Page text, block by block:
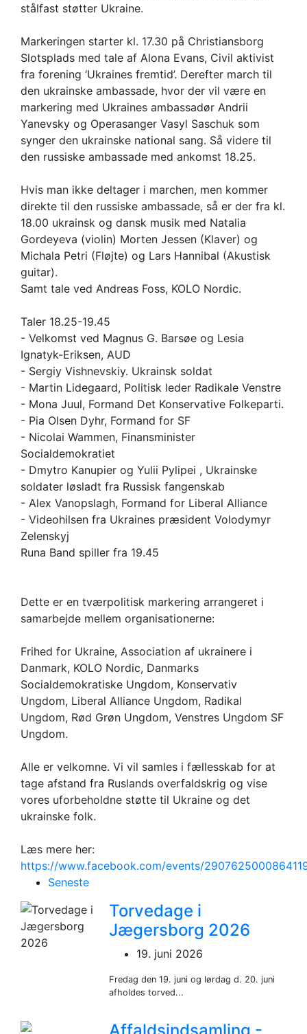
stålfast støtter Ukraine.
Markeringen starter kl. 17.30 på Christiansborg
Slotsplads med tale af Alona Evans, Civil aktivist
fra forening ‘Ukraines fremtid’. Derefter march til
den ukrainske ambassade, hvor der vil være en
markering med Ukraines ambassadør Andrii
Yanevsky og Operasanger Vasyl Saschuk som
synger den ukrainske national sang. Så videre til
den russiske ambassade med ankomst 18.25.
Hvis man ikke deltager i marchen, men kommer
direkte til den russiske ambassade, så er der fra kl.
18.00 ukrainsk og dansk musik med Natalia
Gordeyeva (violin) Morten Jessen (Klaver) og
Michala Petri (Fløjte) og Lars Hannibal (Akustisk
guitar).
Samt tale ved Andreas Foss, KOLO Nordic.
Taler 18.25-19.45
- Velkomst ved Magnus G. Barsøe og Lesia
Ignatyk-Eriksen, AUD
- Sergiy Vishnevskiy. Ukrainsk soldat
- Martin Lidegaard, Politisk leder Radikale Venstre
- Mona Juul, Formand Det Konservative Folkeparti.
- Pia Olsen Dyhr, Formand for SF
- Nicolai Wammen, Finansminister
Socialdemokratiet
- Dmytro Kanupier og Yulii Pylipei , Ukrainske
soldater løsladt fra Russisk fangenskab
- Alex Vanopslagh, Formand for Liberal Alliance
- Videohilsen fra Ukraines præsident Volodymyr
Zelenskyj
Runa Band spiller fra 19.45
Dette er en tværpolitisk markering arrangeret i
samarbejde mellem organisationerne:
Frihed for Ukraine, Association af ukrainere i
Danmark, KOLO Nordic, Danmarks
Socialdemokratiske Ungdom, Konservativ
Ungdom, Liberal Alliance Ungdom, Radikal
Ungdom, Rød Grøn Ungdom, Venstres Ungdom SF
Ungdom.
Alle er velkomne. Vi vil samles i fællesskab for at
tage afstand fra Ruslands overfaldskrig og vise
vores uforbeholdne støtte til Ukraine og det
ukrainske folk.
Læs mere her:
https://www.facebook.com/events/
Seneste
Torvedage i
Jægersborg 2026
19. juni 2026
Fredag den 19. juni og lørdag d. 20. juni
afholdes torved...